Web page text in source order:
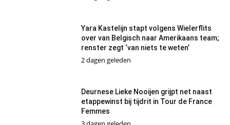
Yara Kastelijn stapt volgens Wielerflits
over van Belgisch naar Amerikaans team;
renster zegt ‘van niets te weten’
2 dagen geleden
Deurnese Lieke Nooijen grijpt net naast
etappewinst bij tijdrit in Tour de France
Femmes